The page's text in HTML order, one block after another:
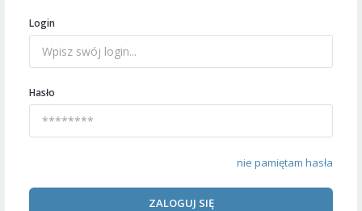
Login
Hasło
nie pamiętam hasła
ZALOGUJ SIĘ